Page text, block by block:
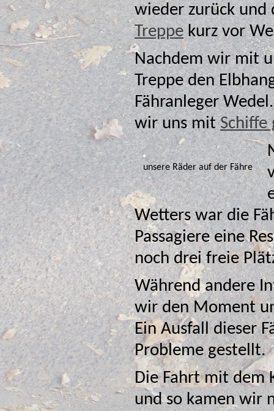
wieder zurück und
Treppekurz vor
Nachdem wir mit
Treppe den Elbhang
Fähranleger
wir uns mitSchiffe
unsere Räder auf der Fähre
Wetters war die Fähre
Passagiere eine
noch drei
Während andere
wir den Moment und gingen mit unseren Rädern
Ein Ausfall dieser
Probleme gestellt.
Die Fahrt mit dem